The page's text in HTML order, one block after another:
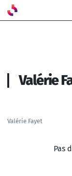
Aller au contenu
Valérie
Valérie Fayet
Pas